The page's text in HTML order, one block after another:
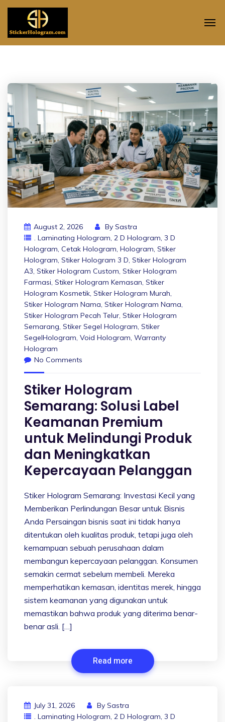
August 2, 2026 By Sastra
. Laminating Hologram, 2 D Hologram, 3 D
Hologram, Cetak Hologram, Hologram, Stiker
Hologram, Stiker Hologram 3 D, Stiker Hologram
A3, Stiker Hologram Custom, Stiker Hologram
Farmasi, Stiker Hologram Kemasan, Stiker
Hologram Kosmetik, Stiker Hologram Murah,
Stiker Hologram Nama, Stiker Hologram Nama,
Stiker Hologram Pecah Telur, Stiker Hologram
Semarang, Stiker Segel Hologram, Stiker
SegelHologram, Void Hologram, Warranty
Hologram
No Comments
Stiker Hologram
Semarang: Solusi Label
Keamanan Premium
untuk Melindungi Produk
dan Meningkatkan
Kepercayaan Pelanggan
Stiker Hologram Semarang: Investasi Kecil yang
Memberikan Perlindungan Besar untuk Bisnis
Anda Persaingan bisnis saat ini tidak hanya
ditentukan oleh kualitas produk, tetapi juga oleh
kemampuan sebuah perusahaan dalam
membangun kepercayaan pelanggan. Konsumen
semakin cermat sebelum membeli. Mereka
memperhatikan kemasan, identitas merek, hingga
sistem keamanan yang digunakan untuk
memastikan bahwa produk yang diterima benar-
benar asli. […]
Read more
July 31, 2026 By Sastra
. Laminating Hologram, 2 D Hologram, 3 D